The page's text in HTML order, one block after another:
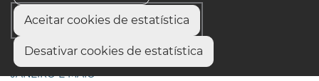
Aceitar cookies de estatística
Desativar cookies de estatística
Início
CÂMARA ENTREGA 34 MIL EUROS DE APOIOS ENTRE
JANEIRO E MAIO